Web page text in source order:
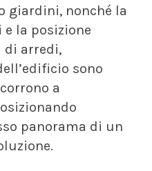
giardini, nonché la
la posizione
di arredi,
sono
a
panorama di un